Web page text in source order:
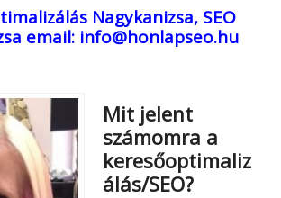
Nagykanizsa, SEO
email: info@honlapseo.hu
Mit jelent
számomra a
keresőoptimaliz
álás/SEO?